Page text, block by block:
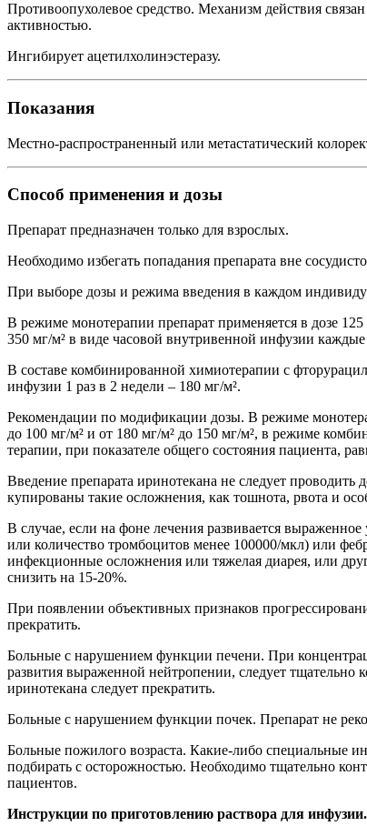
Противоопухолевое средство. Механизм действия
активностью.
Ингибирует ацетилхолинэстеразу.
Показания
Местно-распространенный или метастатический
Способ применения и дозы
Препарат предназначен только для взрослых.
Необходимо избегать попадания препарата вне
При выборе дозы и режима введения в каждом
В режиме монотерапии препарат применяется в дозе
350 мг/м² в виде часовой внутривенной инфузии каждые
В составе комбинированной химиотерапии с
инфузии 1 раз в 2 недели – 180 мг/м².
Рекомендации по модификации дозы. В режиме
до 100 мг/м² и от 180 мг/м² до 150 мг/м², в режиме
терапии, при показателе общего состояния пациента,
Введение препарата иринотекана не следует
купированы такие осложнения, как тошнота, рвота и
В случае, если на фоне лечения развивается
или количество тромбоцитов менее 100000/мкл) или
инфекционные осложнения или тяжелая диарея, или
снизить на 15-20%.
При появлении объективных признаков
прекратить.
Больные с нарушением функции печени. При
развития выраженной нейтропении, следует тщательно
иринотекана следует прекратить.
Больные с нарушением функции почек. Препарат не
Больные пожилого возраста. Какие-либо специальные
подбирать с осторожностью. Необходимо тщательно
пациентов.
Инструкции по приготовлению раствора для инфузии.